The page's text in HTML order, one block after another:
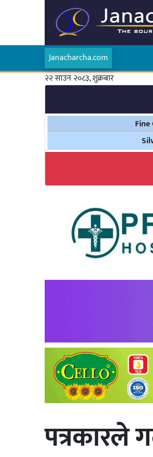
Janacharcha.com
२२ साउन २०८३, शुक्रबार
Fine
पत्रकारले